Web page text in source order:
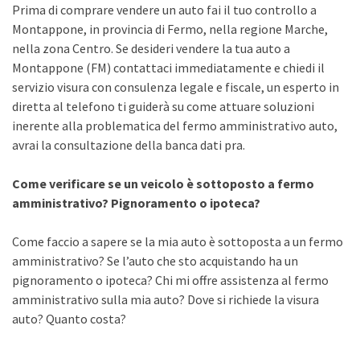
Prima di comprare vendere un auto fai il tuo controllo a
Montappone, in provincia di Fermo, nella regione Marche,
nella zona Centro. Se desideri vendere la tua auto a
Montappone (FM) contattaci immediatamente e chiedi il
servizio visura con consulenza legale e fiscale, un esperto in
diretta al telefono ti guiderà su come attuare soluzioni
inerente alla problematica del fermo amministrativo auto,
avrai la consultazione della banca dati pra.
Come verificare se un veicolo è sottoposto a fermo
amministrativo? Pignoramento o ipoteca?
Come faccio a sapere se la mia auto è sottoposta a un fermo
amministrativo? Se l’auto che sto acquistando ha un
pignoramento o ipoteca? Chi mi offre assistenza al fermo
amministrativo sulla mia auto? Dove si richiede la visura
auto? Quanto costa?